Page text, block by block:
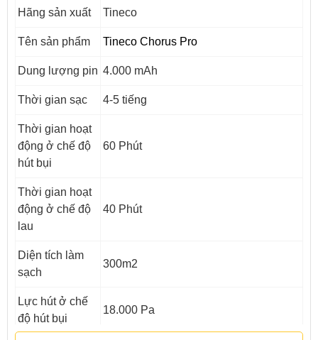
Hãng sản xuất Tineco
Tên sản phẩm Tineco Chorus Pro
Dung lượng pin 4.000 mAh
Thời gian sạc 4-5 tiếng
Thời gian hoạt
động ở chế độ
hút bụi
60 Phút
Thời gian hoạt
động ở chế độ
lau
40 Phút
Diện tích làm
sạch
300m2
Lực hút ở chế
độ hút bụi
18.000 Pa